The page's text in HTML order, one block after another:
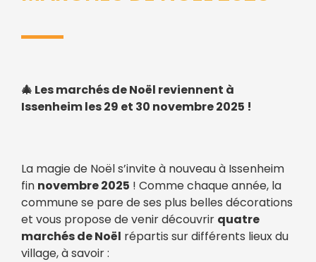
🎄 Les marchés de Noël reviennent à
Issenheim les 29 et 30 novembre 2025 !
La magie de Noël s’invite à nouveau à Issenheim
fin novembre 2025 ! Comme chaque année, la
commune se pare de ses plus belles décorations
et vous propose de venir découvrir quatre
marchés de Noël répartis sur différents lieux du
village, à savoir :